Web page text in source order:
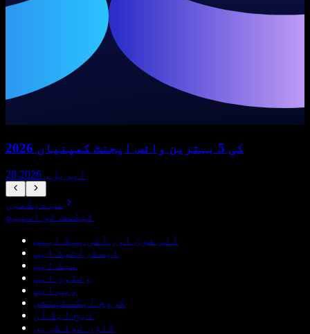
2026 کی 5 بہترین وائس ایجنٹ کمپنیاں
28 اپریل، 2026
سب دیکھیں
ٹیکسٹ ٹو اسپیچ
آئی فون اور آئی پیڈ ایپس
اینڈرائیڈ ایپ
میک ایپ
ونڈوز ایپ
ویب ایپ
کروم ایکسٹینشن
ایج ایڈ آن
ڈاؤن لوڈ کریں